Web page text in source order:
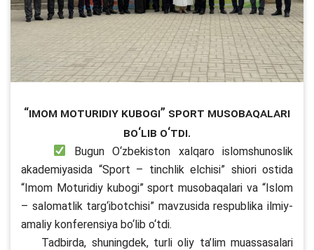
“Imom Moturidiy kubogi” sport musobaqalari
bo‘lib o‘tdi.
Bugun O‘zbekiston xalqaro islomshunoslik
akademiyasida “Sport – tinchlik elchisi” shiori ostida
“Imom Moturidiy kubogi” sport musobaqalari va “Islom
– salomatlik targ‘ibotchisi” mavzusida respublika ilmiy-
amaliy konferensiya bo‘lib o‘tdi.
Tadbirda, shuningdek, turli oliy ta’lim muassasalari